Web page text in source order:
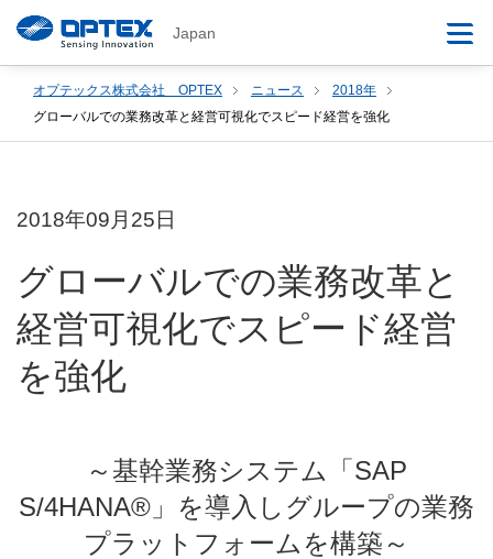
Japan
オプテックス株式会社 OPTEX ニュース
2018年
グローバルでの業務改革と経営可視化でスピード経営を強化
2018年09月25日
グローバルでの業務改革と
経営可視化でスピード経営
を強化
～基幹業務システム「SAP
S/4HANA®」を導入しグループの業務
プラットフォームを構築～